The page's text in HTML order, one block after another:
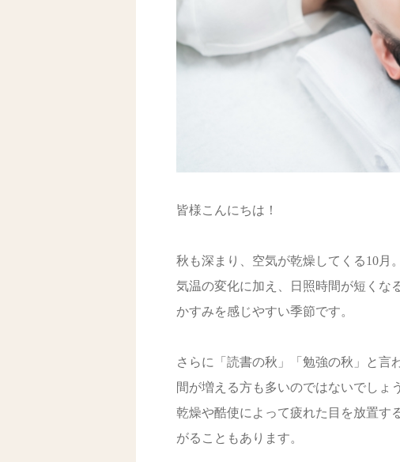
皆様こんにちは！
秋も深まり、空気が乾燥してくる10月。
気温の変化に加え、日照時間が短くな
かすみを感じやすい季節です。
さらに「読書の秋」「勉強の秋」と言
間が増える方も多いのではないでしょ
乾燥や酷使によって疲れた目を放置す
がることもあります。